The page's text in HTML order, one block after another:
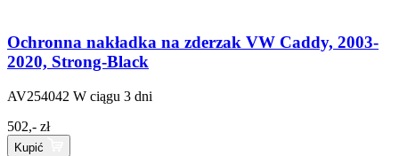
Ochronna nakładka na zderzak VW Caddy, 2003-
2020, Strong-Black
AV254042 W ciągu 3 dni
502,- zł
Kupić